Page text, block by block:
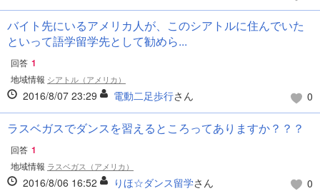
バイト先にいるアメリカ人が、このシアトルに住んでいた
といって語学留学先として勧めら...
回答 1
地域情報 シアトル（アメリカ）
2016/8/07 23:29 電動二足歩行さん 0
ラスベガスでダンスを習えるところってありますか？？？
回答 1
地域情報 ラスベガス（アメリカ）
2016/8/06 16:52 りほ☆ダンス留学さん 0